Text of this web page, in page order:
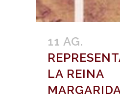
11 AG.
LA REINA